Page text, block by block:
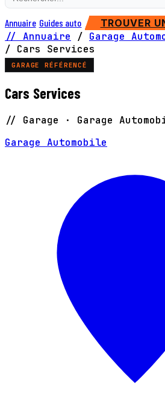
Annuaire Guides auto TROUVER
// Annuaire / Garage
/ Cars Services
GARAGE RÉFÉRENCÉ
Cars Services
// Garage · Garage
Garage Automobile